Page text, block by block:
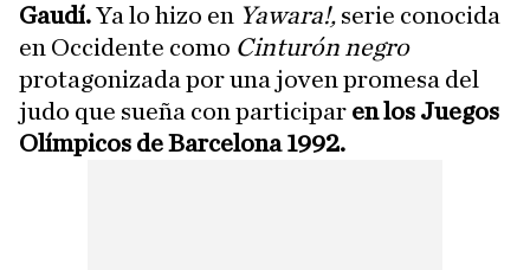
Gaudí.Ya lo hizo en Yawara!, serie conocida
en Occidente como Cinturón negro
protagonizada por una joven promesa del
judo que sueña con participar en los Juegos
Olímpicos de Barcelona 1992.